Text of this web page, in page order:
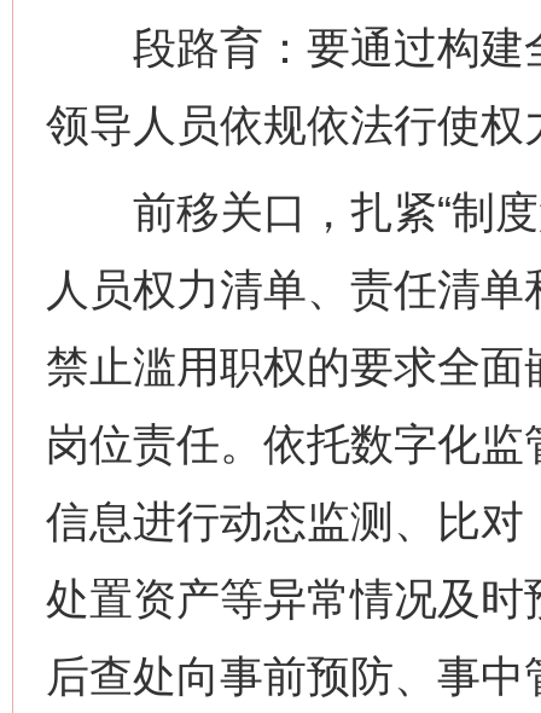
段路育：要通过构建
领导人员依规依法行使权
前移关口，扎紧“制度
人员权力清单、责任清
禁止滥用职权的要求全
岗位责任。依托数字化
信息进行动态监测、比
处置资产等异常情况及
后查处向事前预防、事中